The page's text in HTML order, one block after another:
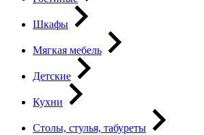
Шкафы
Мягкая мебель
Детские
Кухни
Столы, стулья, табуреты